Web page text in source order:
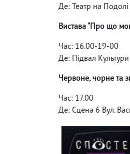
Де: Театр на Подолі
Вистава "Про що
Час: 16.00-19-00
Де: Підвал
Червоне, чорне та
Час: 17.00
Де: Сцена 6 Вул.